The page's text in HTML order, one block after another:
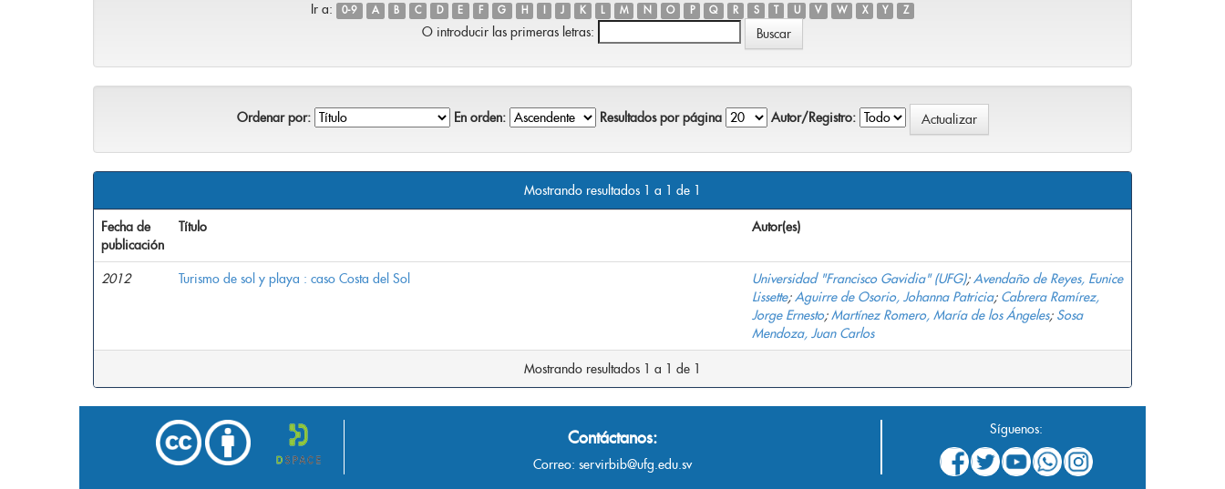
Ir a: 0-9 A B C D E F G H J K L M N O P Q R S T U V W X Y Z
O introducir las primeras letras:
Ordenar por: En orden: Resultados por página Autor/Registro:
Mostrando resultados 1 a 1 de 1
Fecha de
publicación
Título Autor(es)
2012 Turismo de sol y playa : caso Costa del Sol Universidad "Francisco Gavidia" (UFG);Avendaño de Reyes, Eunice
Lissette;Aguirre de Osorio, Johanna Patricia; Cabrera Ramírez,
Jorge Ernesto;Martínez Romero, María de los Ángeles; Sosa
Mendoza, Juan Carlos
Mostrando resultados 1 a 1 de 1
Contáctanos:
Correo: servirbib@ufg.edu.sv
Síguenos: